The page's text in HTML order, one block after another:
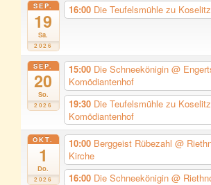
SEP.
19
Sa.
2026
16:00 Die Teufelsmühle zu Koselitz
SEP.
20
So.
2026
15:00 Die Schneekönigin @
Komödiantenhof
19:30 Die Teufelsmühle zu Koselitz
Komödiantenhof
OKT.
1
Do.
2026
10:00 Berggeist Rübezahl @
Kirche
16:00 Die Schneekönigin @